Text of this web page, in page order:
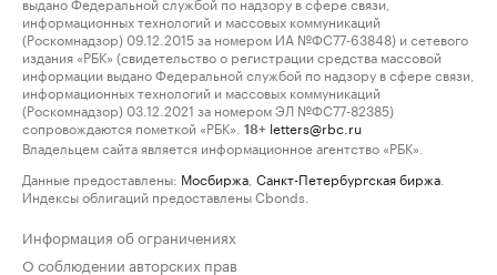
информационных технологий и массовых коммуникаций
(Роскомнадзор) 09.12.2015 за номером ИА №ФС77-63848) и сетевого
издания «РБК» (свидетельство о регистрации средства массовой
информации выдано Федеральной службой по надзору в сфере связи,
информационных технологий и массовых коммуникаций
(Роскомнадзор) 03.12.2021 за номером ЭЛ №ФС77-82385)
сопровождаются пометкой «РБК».
18+ letters@rbc.ru
Владельцем сайта является информационное агентство «РБК».
Данные предоставлены: Мосбиржа Санкт-Петербургская биржа
Индексы облигаций предоставлены Cbonds.
Информация об ограничениях
О соблюдении авторских прав